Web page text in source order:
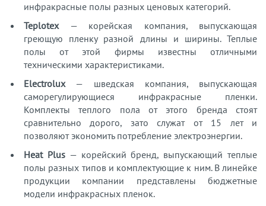
инфракрасные полы разных ценовых категорий.
Teplotex— корейская компания, выпускающая
греющую пленку разной длины и ширины. Теплые
полы от этой фирмы известны отличными
техническими характеристиками.
Electrolux— шведская компания, выпускающая
саморегулирующиеся инфракрасные пленки.
Комплекты теплого пола от этого бренда стоят
сравнительно дорого, зато служат от 15 лет и
позволяют экономить потребление электроэнергии.
Heat Plus— корейский бренд, выпускающий теплые
полы разных типов и комплектующие к ним. В линейке
продукции компании представлены бюджетные
модели инфракрасных пленок.